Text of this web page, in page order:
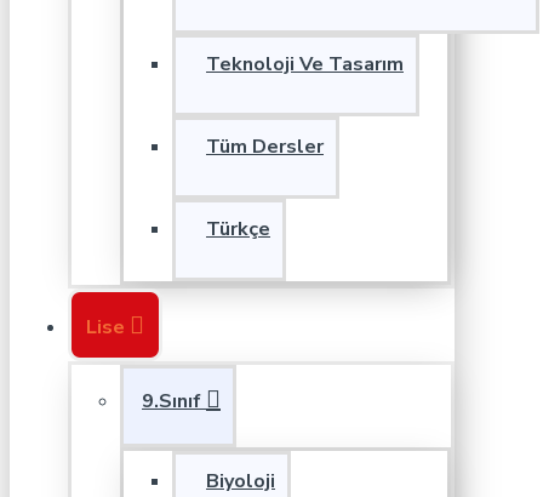
Teknoloji Ve Tasarım
Tüm Dersler
Türkçe
Lise
9.Sınıf
Biyoloji